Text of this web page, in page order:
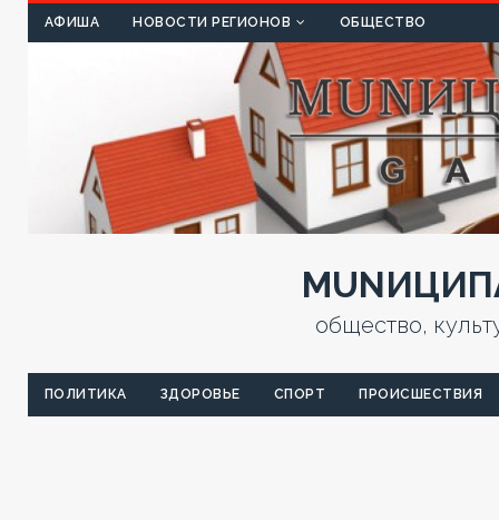
АФИША НОВОСТИ РЕГИОНОВ ОБЩЕСТВО
общество,
ПОЛИТИКА ЗДОРОВЬЕ СПОРТ ПРОИСШЕСТВИЯ